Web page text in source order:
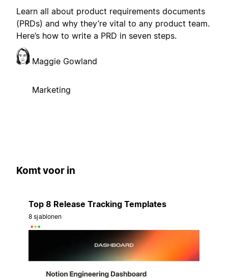
Learn all about product requirements documents
(PRDs) and why they’re vital to any product team.
Here’s how to write a PRD in seven steps.
Maggie Gowland
Marketing
Komt voor in
Top 8 Release Tracking Templates
8 sjablonen